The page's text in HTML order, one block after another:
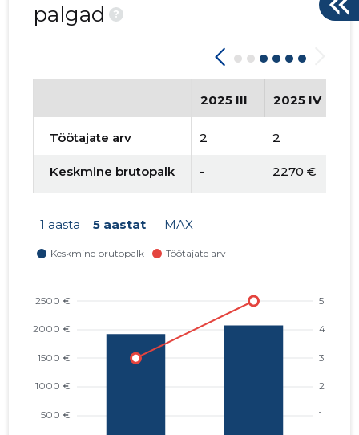
palgad
?
2025 III 2025 IV
Töötajate arv 2 2
Keskmine brutopalk - 2270 €
1 aasta 5 aastat MAX